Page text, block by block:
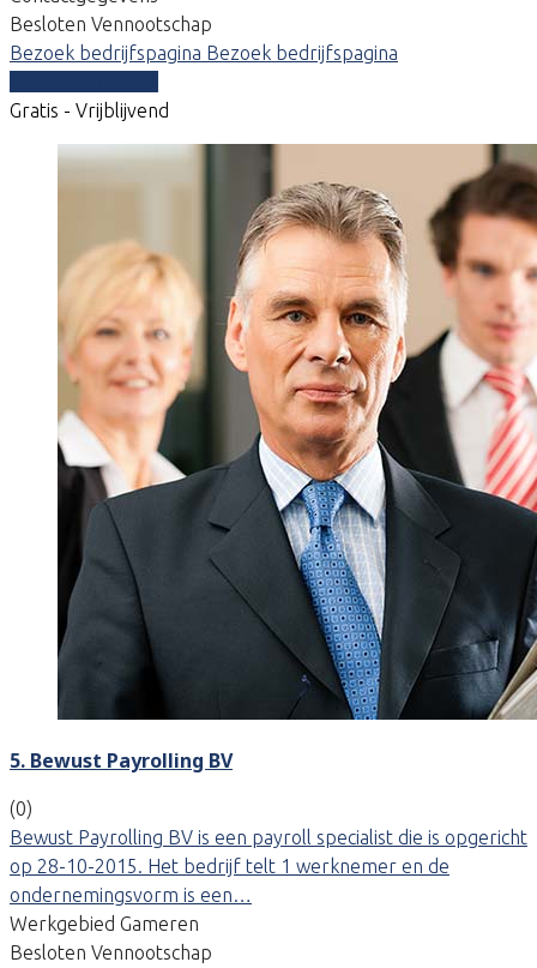
Besloten Vennootschap
Bezoek bedrijfspagina Bezoek bedrijfspagina
Gratis - Vrijblijvend
5. Bewust Payrolling BV
(0)
Bewust Payrolling BV is een payroll specialist die is opgericht
op 28-10-2015. Het bedrijf telt 1 werknemer en de
ondernemingsvorm is een…
Werkgebied Gameren
Besloten Vennootschap